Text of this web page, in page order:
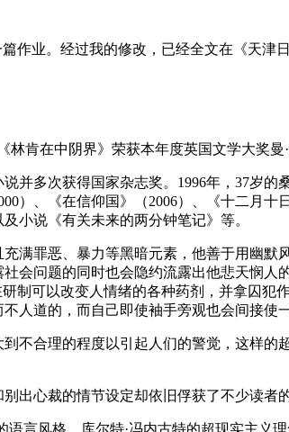
业。经过我的修改，已经全文在《天津
肯在中阴界》荣获本年度英国文学大奖曼·
多次获得国家杂志奖。1996年，37岁的
）、《在信仰国》（2006）、《十二月
小说《有关未来的两分钟笔记》等。
满罪恶、暴力等黑暗元素，他善于用幽
会问题的同时也会隐约流露出他悲天悯
制可以改变人情绪的各种药剂，并拿囚犯
道的，而自己即使袖手旁观也会间接使
不合理的程度以引起人们的警觉，这样
出心裁的情节设定却依旧俘获了不少读者的
言风格，库尔特·冯内古特的超现实主义